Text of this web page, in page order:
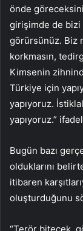
önde
girişimde de bizi
görürsünüz. Biz
korkmasın,
Kimsenin
Türkiye için
yapıyoruz.
yapıyoruz.”
Bugün bazı
olduklarını
itibaren
oluşturduğunu